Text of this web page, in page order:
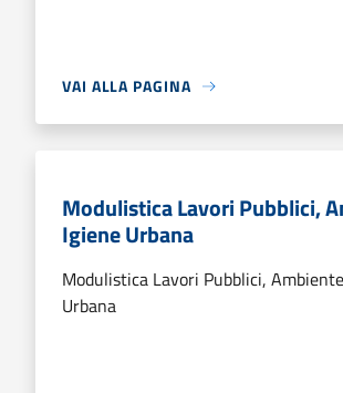
VAI ALLA PAGINA
Modulistica Lavori Pubblici,
Igiene Urbana
Modulistica Lavori Pubblici,
Urbana